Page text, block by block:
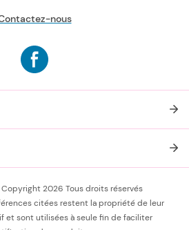
nous
2026 Tous droits réservés
citées restent la propriété de leur
et sont utilisées à seule fin de faciliter